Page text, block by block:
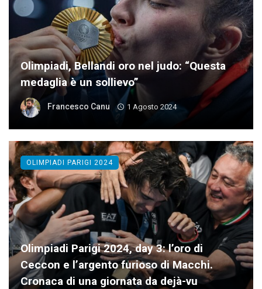
Olimpiadi, Bellandi oro nel judo: “Questa
medaglia è un sollievo”
Francesco Canu 1 Agosto 2024
Olimpiadi Parigi 2024, day 3: l’oro di
Ceccon e l’argento furioso di Macchi.
Cronaca di una giornata da dejà-vu
OLIMPIADI PARIGI 2024